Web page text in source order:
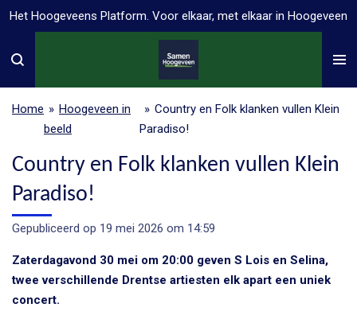
Ga
naar
Het Hoogeveens Platform. Voor elkaar, met elkaar in Hoogeveen
Home » Hoogeveen in
beeld
» Country en Folk klanken vullen Klein
Paradiso!
Country en Folk klanken vullen Klein
Paradiso!
Gepubliceerd op 19 mei 2026 om 14:59
Zaterdagavond 30 mei om 20:00 geven S Lois en Selina,
twee verschillende Drentse artiesten elk apart een uniek
concert.